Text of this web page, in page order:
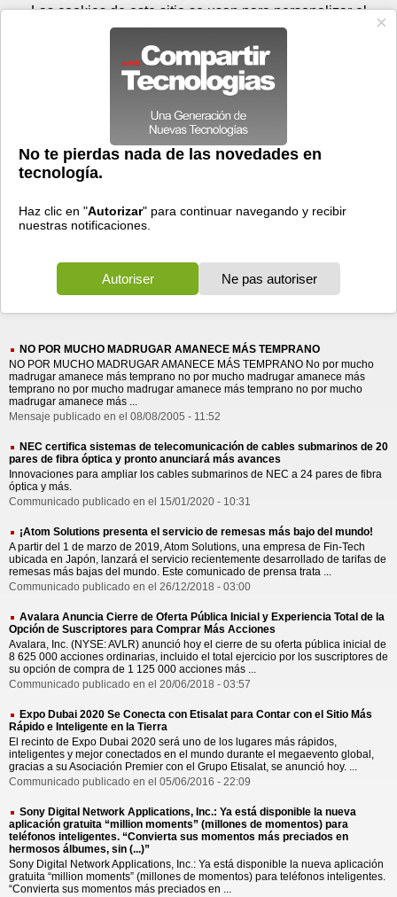
Prensa Videos
mas
63037 resultados Ordenar por fecha-Ordenar por pertinencia
NO POR MUCHO MADRUGAR AMANECE MÁS TEMPRANO
NO POR MUCHO MADRUGAR AMANECE MÁS TEMPRANO No por mucho
madrugar amanece más temprano no por mucho madrugar amanece más
temprano no por mucho madrugar amanece más temprano no por mucho
madrugar amanece más ...
Mensaje publicado en el 08/08/2005 - 11:52
NEC certifica sistemas de telecomunicación de cables submarinos de 20
pares de fibra óptica y pronto anunciará más avances
Innovaciones para ampliar los cables submarinos de NEC a 24 pares de fibra
óptica y más.
Communicado publicado en el 15/01/2020 - 10:31
¡Atom Solutions presenta el servicio de remesas más bajo del mundo!
A partir del 1 de marzo de 2019, Atom Solutions, una empresa de Fin-Tech
ubicada en Japón, lanzará el servicio recientemente desarrollado de tarifas de
remesas más bajas del mundo. Este comunicado de prensa trata ...
Communicado publicado en el 26/12/2018 - 03:00
Avalara Anuncia Cierre de Oferta Pública Inicial y Experiencia Total de la
Opción de Suscriptores para Comprar Más Acciones
Avalara, Inc. (NYSE: AVLR) anunció hoy el cierre de su oferta pública inicial de
8 625 000 acciones ordinarias, incluido el total ejercicio por los suscriptores de
su opción de compra de 1 125 000 acciones más ...
Communicado publicado en el 20/06/2018 - 03:57
Expo Dubai 2020 Se Conecta con Etisalat para Contar con el Sitio Más
Rápido e Inteligente en la Tierra
El recinto de Expo Dubai 2020 será uno de los lugares más rápidos,
inteligentes y mejor conectados en el mundo durante el megaevento global,
gracias a su Asociación Premier con el Grupo Etisalat, se anunció hoy. ...
Communicado publicado en el 05/06/2016 - 22:09
Sony Digital Network Applications, Inc.: Ya está disponible la nueva
aplicación gratuita “million moments” (millones de momentos) para
teléfonos inteligentes. “Convierta sus momentos más preciados en
hermosos álbumes, sin (...)”
Sony Digital Network Applications, Inc.: Ya está disponible la nueva aplicación
gratuita “million moments” (millones de momentos) para teléfonos inteligentes.
“Convierta sus momentos más preciados en ...
Domingo 09 de agosto - 09:22 Registrar Conectar
Las cookies de este sitio se usan para personalizar el
contenido y los anuncios, para ofrecer funciones de medios
sociales y para analizar el tráfico. Además, compartimos
información sobre el uso que haga del sitio web con nuestros
partners de medios sociales, de publicidad y de análisis
web.
OK